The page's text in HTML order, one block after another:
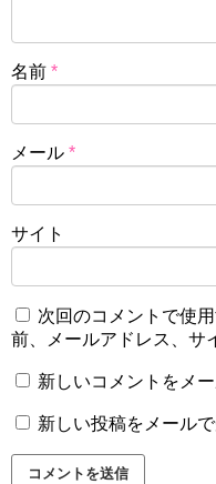
名前 *
メール *
サイト
次回のコメントで使
前、メールアドレス、サ
新しいコメントをメ
新しい投稿をメール